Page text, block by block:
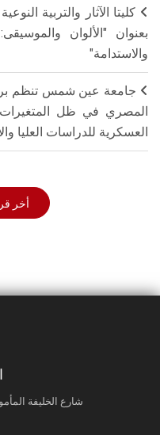
كليتا الآثار والتربية
بعنوان "الألوان
والاستدامة"
جامعة عين شمس تنظم
المصري في ظل المتغيرات
العسكرية للدراسات العليا
أخر
شارع الخليفة